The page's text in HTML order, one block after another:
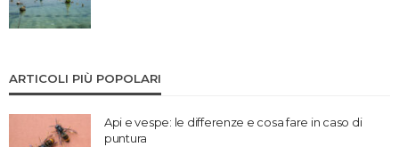
ARTICOLI PIÙ POPOLARI
Api e vespe: le differenze e cosa fare in caso di
puntura